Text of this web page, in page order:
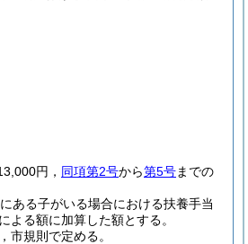
円， 同項第2号から第5号までの
ある子がいる場合における扶養手当
よる額に加算した額とする。
市規則で定める。